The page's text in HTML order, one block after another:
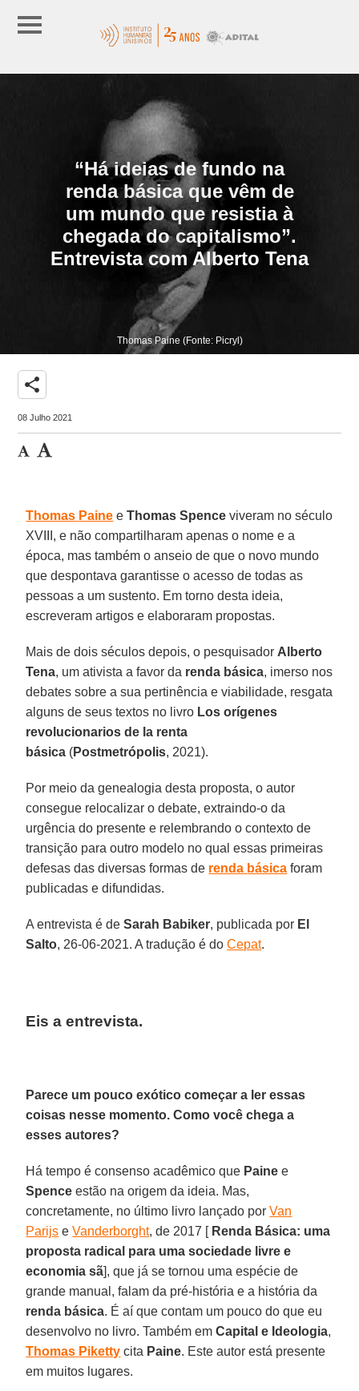
“Há ideias de fundo na
renda básica que vêm de
um mundo que resistia à
chegada do capitalismo”.
Entrevista com Alberto Tena
Thomas Paine (Fonte: Picryl)
share
08 Julho 2021
Thomas Paine eThomas Spence viveram no século
XVIII, e não compartilharam apenas o nome e a
época, mas também o anseio de que o novo mundo
que despontava garantisse o acesso de todas as
pessoas a um sustento. Em torno desta ideia,
escreveram artigos e elaboraram propostas.
Mais de dois séculos depois, o pesquisador Alberto
Tena, um ativista a favor da renda básica, imerso nos
debates sobre a sua pertinência e viabilidade, resgata
alguns de seus textos no livro Los orígenes
revolucionarios de la renta
básica (Postmetrópolis, 2021).
Por meio da genealogia desta proposta, o autor
consegue relocalizar o debate, extraindo-o da
urgência do presente e relembrando o contexto de
transição para outro modelo no qual essas primeiras
defesas das diversas formas de renda básica foram
publicadas e difundidas.
A entrevista é deSarah Babiker, publicada por El
Salto, 26-06-2021. A tradução é doCepat.
Eis a entrevista.
Parece um pouco exótico começar a ler essas
coisas nesse momento. Como você chega a
esses autores?
Há tempo é consenso acadêmico que Paine e
Spence estão na origem da ideia. Mas,
concretamente, no último livro lançado porVan
Parijs eVanderborght, de 2017 [ Renda Básica: uma
proposta radical para uma sociedade livre e
economia sã], que já se tornou uma espécie de
grande manual, falam da pré-história e a história da
renda básica. É aí que contam um pouco do que eu
desenvolvo no livro. Também emCapital e Ideologia,
Thomas Piketty cita Paine. Este autor está presente
em muitos lugares.